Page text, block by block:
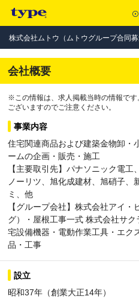
株式会社ムトウ（ムトウグループ合同募
会社概要
※この情報は、求人掲載当時の情報で
ございますのでご注意ください。
事業内容
住宅関連商品および建築金物卸・
ームの企画・販売・施工
【主要取引先】パナソニック電工
ノーリツ、旭化成建材、旭硝子、
ミ、他
【グループ会社】株式会社アイ
グ）・屋根工事一式 株式会社サ
宅設備機器・電動作業工具・エク
品・工事
設立
昭和37年（創業大正14年）